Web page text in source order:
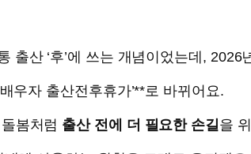
출산 ‘후’에 쓰는 개념이었는데, 2026
우자 출산전후휴가’**로 바뀌어요.
봄처럼 출산 전에 더 필요한 손길을